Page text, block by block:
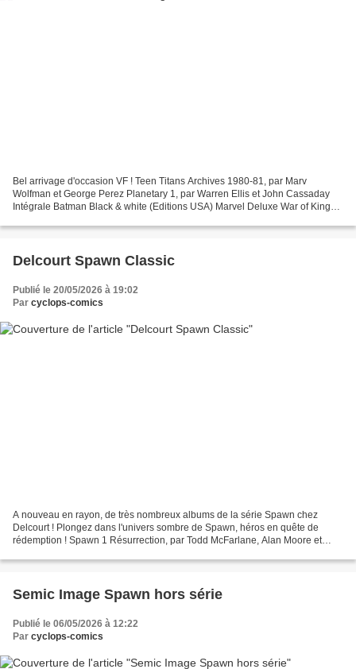
Bel arrivage d'occasion VF ! Teen Titans Archives 1980-81, par Marv
Wolfman et George Perez Planetary 1, par Warren Ellis et John Cassaday
Intégrale Batman Black & white (Editions USA) Marvel Deluxe War of Kings,
Delcourt Spawn Classic
Publié le 20/05/2026 à 19:02
Par cyclops-comics
A nouveau en rayon, de très nombreux albums de la série Spawn chez
Delcourt ! Plongez dans l'univers sombre de Spawn, héros en quête de
rédemption ! Spawn 1 Résurrection, par Todd McFarlane, Alan Moore et
Semic Image Spawn hors série
Publié le 06/05/2026 à 12:22
Par cyclops-comics